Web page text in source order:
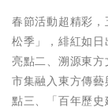
春節活動超精彩
松季」，緋紅如
亮點二、溯源東
市集融入東方傳
點三、「百年歷